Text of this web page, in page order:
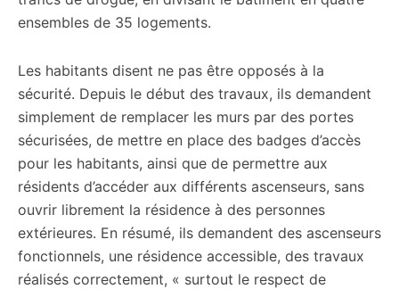
ensembles de 35 logements.
Les habitants disent ne pas être opposés à la
sécurité. Depuis le début des travaux, ils demandent
simplement de remplacer les murs par des portes
sécurisées, de mettre en place des badges d’accès
pour les habitants, ainsi que de permettre aux
résidents d’accéder aux différents ascenseurs, sans
ouvrir librement la résidence à des personnes
extérieures. En résumé, ils demandent des ascenseurs
fonctionnels, une résidence accessible, des travaux
réalisés correctement, « surtout le respect de